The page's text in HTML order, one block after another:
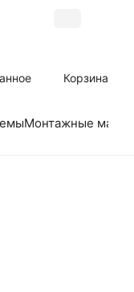
Корзина
Монтажные